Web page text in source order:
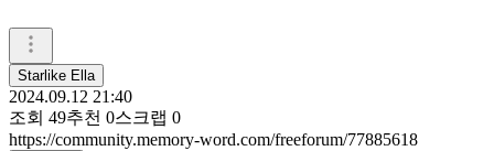
Starlike Ella
2024.09.12 21:40
조회 49추천 0스크랩 0
https://community.memory-word.com/freeforum/77885618